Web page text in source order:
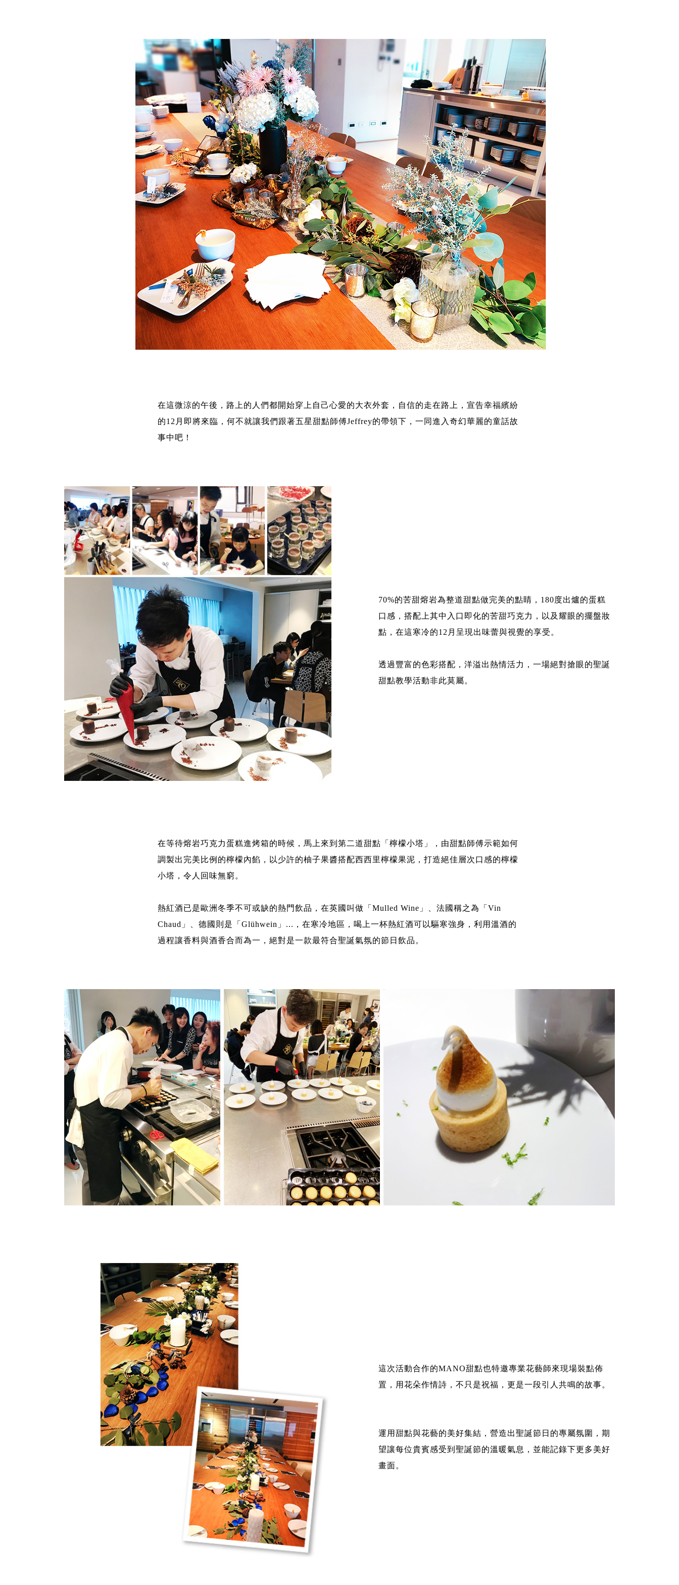
在這微涼的午後，路上的人們都開始穿上自己心愛的大衣外套，自信的走在路上，宣告幸福繽紛
的12月即將來臨，何不就讓我們跟著五星甜點師傅Jeffrey的帶領下，一同進入奇幻華麗的童話故
事中吧！
70%的苦甜熔岩為整道甜點做完美的點睛，180度出爐的蛋糕
口感，搭配上其中入口即化的苦甜巧克力，以及耀眼的擺盤妝
點，在這寒冷的12月呈現出味蕾與視覺的享受。
透過豐富的色彩搭配，洋溢出熱情活力，一場絕對搶眼的聖誕
甜點教學活動非此莫屬。
在等待熔岩巧克力蛋糕進烤箱的時候，馬上來到第二道甜點「檸檬小塔」，由甜點師傅示範如何
調製出完美比例的檸檬內餡，以少許的柚子果醬搭配西西里檸檬果泥，打造絕佳層次口感的檸檬
小塔，令人回味無窮。
熱紅酒已是歐洲冬季不可或缺的熱門飲品，在英國叫做「Mulled Wine」、法國稱之為「Vin
Chaud」、德國則是「Glühwein」...，在寒冷地區，喝上一杯熱紅酒可以驅寒強身，利用溫酒的
過程讓香料與酒香合而為一，絕對是一款最符合聖誕氣氛的節日飲品。
這次活動合作的MANO甜點也特邀專業花藝師來現場裝點佈
置，用花朵作情詩，不只是祝福，更是一段引人共鳴的故事。
運用甜點與花藝的美好集結，營造出聖誕節日的專屬氛圍，期
望讓每位貴賓感受到聖誕節的溫暖氣息，並能記錄下更多美好
畫面。